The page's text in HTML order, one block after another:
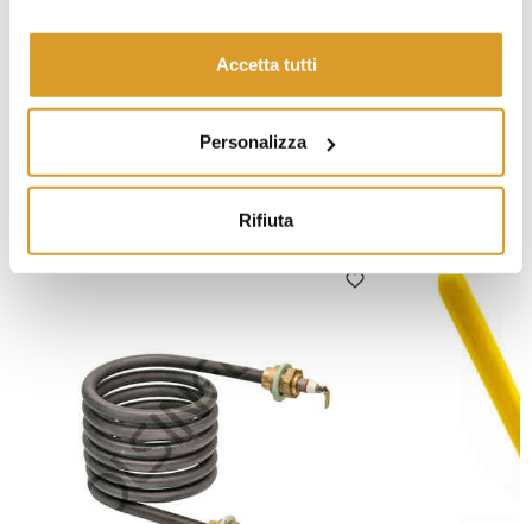
Accetta tutti
Personalizza
Rifiuta
Sigillatrice manuale Sigy Twist
€ 113,11
Tappo a vite
PRODOTTI SIMILI